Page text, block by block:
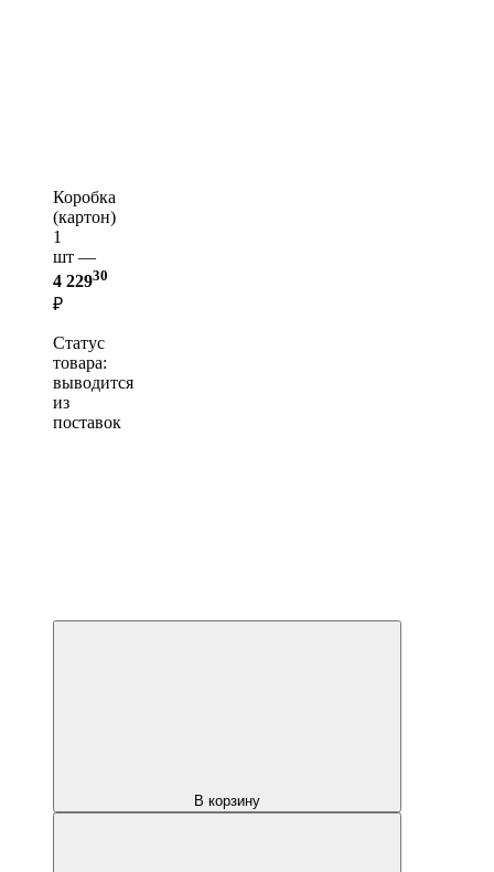
Коробка
(картон)
1
шт —
4 22930
₽
Статус
товара:
выводится
из
поставок
В корзину